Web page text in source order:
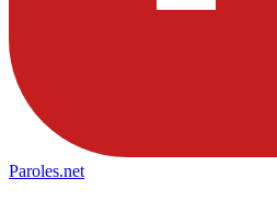
Paroles.net